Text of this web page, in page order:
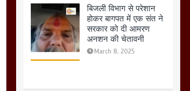
होकर बागपत में एक संत ने
सरकार को दी आमरण
अनशन की चेतावनी
March 8, 2025